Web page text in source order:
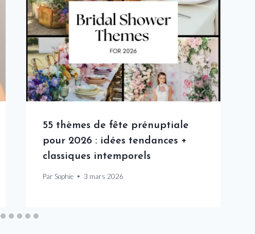
55 thèmes de fête prénuptiale
pour 2026 : idées tendances +
classiques intemporels
Par Sophie 3 mars 2026